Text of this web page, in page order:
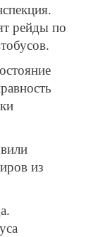
рейды по
из